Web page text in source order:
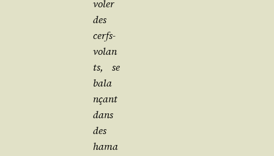
voler
des
cerfs-
volan
ts, se
bala
n­çant
dans
des
hama